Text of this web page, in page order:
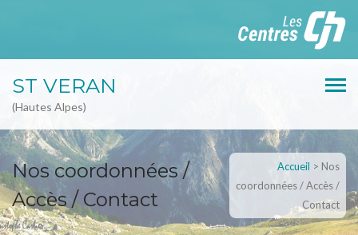
ST VERAN
(Hautes Alpes)
Nos coordonnées /
Accès / Contact
Accueil > Nos
coordonnées / Accès /
Contact